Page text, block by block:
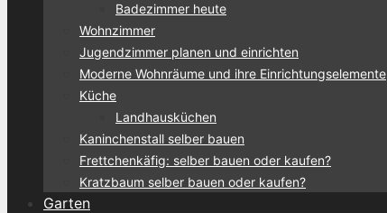
Badezimmer heute
Wohnzimmer
Jugendzimmer planen und einrichten
Moderne Wohnräume und ihre Einrichtungselemente
Küche
Landhausküchen
Kaninchenstall selber bauen
Frettchenkäfig: selber bauen oder kaufen?
Kratzbaum selber bauen oder kaufen?
Garten